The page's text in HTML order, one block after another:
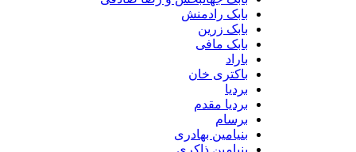
بابک رادمنش
بابک زرین
بابک مافی
باراد
باکتری خان
بردیا
بردیا مقدم
برسام
بنیامین بهادری